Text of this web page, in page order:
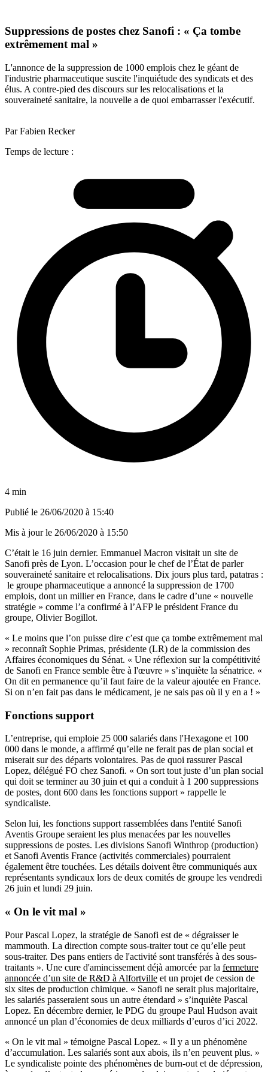
Suppressions de postes chez Sanofi : « Ça tombe
extrêmement mal »
L'annonce de la suppression de 1000 emplois chez le géant de
l'industrie pharmaceutique suscite l'inquiétude des syndicats et des
élus. A contre-pied des discours sur les relocalisations et la
souveraineté sanitaire, la nouvelle a de quoi embarrasser l'exécutif.
Par Fabien Recker
Temps de lecture :
4 min
Publié le 26/06/2020 à 15:40
Mis à jour le 26/06/2020 à 15:50
C’était le 16 juin dernier. Emmanuel Macron visitait un site de
Sanofi près de Lyon. L’occasion pour le chef de l’État de parler
souveraineté sanitaire et relocalisations. Dix jours plus tard, patatras :
le groupe pharmaceutique a annoncé la suppression de 1700
emplois, dont un millier en France, dans le cadre d’une « nouvelle
stratégie » comme l’a confirmé à l’AFP le président France du
groupe, Olivier Bogillot.
« Le moins que l’on puisse dire c’est que ça tombe extrêmement mal
» reconnaît Sophie Primas, présidente (LR) de la commission des
Affaires économiques du Sénat. « Une réflexion sur la compétitivité
de Sanofi en France semble être à l'œuvre » s’inquiète la sénatrice. «
On dit en permanence qu’il faut faire de la valeur ajoutée en France.
Si on n’en fait pas dans le médicament, je ne sais pas où il y en a ! »
Fonctions support
L’entreprise, qui emploie 25 000 salariés dans l'Hexagone et 100
000 dans le monde, a affirmé qu’elle ne ferait pas de plan social et
miserait sur des départs volontaires. Pas de quoi rassurer Pascal
Lopez, délégué FO chez Sanofi. « On sort tout juste d’un plan social
qui doit se terminer au 30 juin et qui a conduit à 1 200 suppressions
de postes, dont 600 dans les fonctions support » rappelle le
syndicaliste.
Selon lui, les fonctions support rassemblées dans l'entité Sanofi
Aventis Groupe seraient les plus menacées par les nouvelles
suppressions de postes. Les divisions Sanofi Winthrop (production)
et Sanofi Aventis France (activités commerciales) pourraient
également être touchées. Les détails doivent être communiqués aux
représentants syndicaux lors de deux comités de groupe les vendredi
26 juin et lundi 29 juin.
« On le vit mal »
Pour Pascal Lopez, la stratégie de Sanofi est de « dégraisser le
mammouth. La direction compte sous-traiter tout ce qu’elle peut
sous-traiter. Des pans entiers de l'activité sont transférés à des sous-
traitants ». Une cure d'amincissement déjà amorcée par la fermeture
annoncée d’un site de R&D à Alfortville et un projet de cession de
six sites de production chimique. « Sanofi ne serait plus majoritaire,
les salariés passeraient sous un autre étendard » s’inquiète Pascal
Lopez. En décembre dernier, le PDG du groupe Paul Hudson avait
annoncé un plan d’économies de deux milliards d’euros d’ici 2022.
« On le vit mal » témoigne Pascal Lopez. « Il y a un phénomène
d’accumulation. Les salariés sont aux abois, ils n’en peuvent plus. »
Le syndicaliste pointe des phénomènes de burn-out et de dépression,